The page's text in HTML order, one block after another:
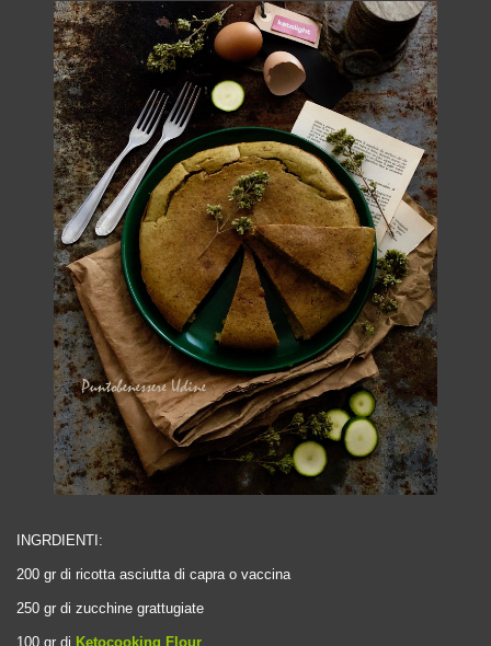
INGRDIENTI:
200 gr di ricotta asciutta di capra o vaccina
250 gr di zucchine grattugiate
100 gr di Ketocooking Flour